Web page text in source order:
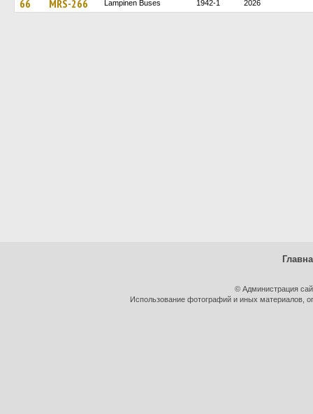
66 MRS-266 Lampinen Buses 1942-1 2026
© Администрация
Использование фотографий и иных материалов,